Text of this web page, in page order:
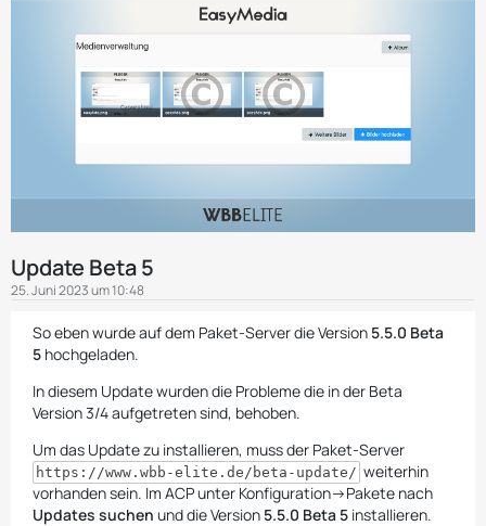
Update Beta 5
25. Juni 2023 um 10:48
So eben wurde auf dem Paket-Server die Version 5.5.0 Beta
5 hochgeladen.
In diesem Update wurden die Probleme die in der Beta
Version 3/4 aufgetreten sind, behoben.
Um das Update zu installieren, muss der Paket-Server
https://www.wbb-elite.de/beta-update/ weiterhin
vorhanden sein. Im ACP unter Konfiguration->Pakete nach
Updates suchen und die Version 5.5.0 Beta 5 installieren.